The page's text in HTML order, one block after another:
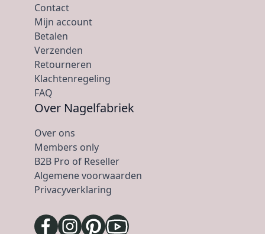
Contact
Mijn account
Betalen
Verzenden
Retourneren
Klachtenregeling
FAQ
Over Nagelfabriek
Over ons
Members only
B2B Pro of Reseller
Algemene voorwaarden
Privacyverklaring